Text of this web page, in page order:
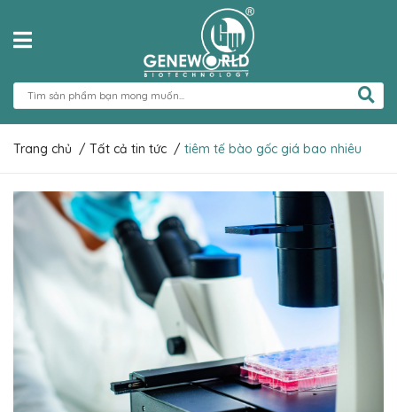
Trang chủ / Tất cả tin tức / tiêm tế bào gốc giá bao nhiêu